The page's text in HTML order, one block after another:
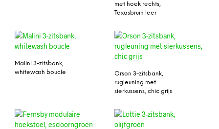
met hoek rechts,
Texasbruin leer
Malini 3-zitsbank,
whitewash boucle
Orson 3-zitsbank,
rugleuning met
sierkussens, chic grijs